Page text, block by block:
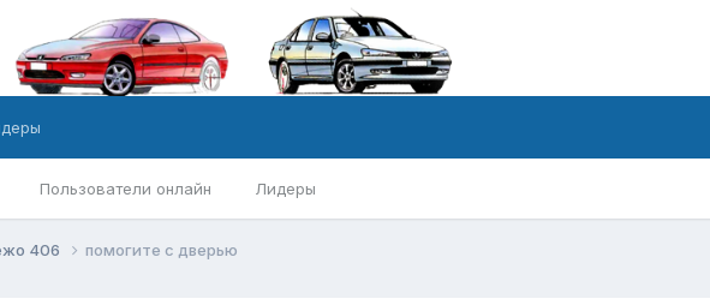
Пользователи онлайн Лидеры
406 помогите с дверью